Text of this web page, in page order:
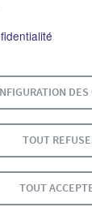
DES
TOUT
TOUT
CONTACT